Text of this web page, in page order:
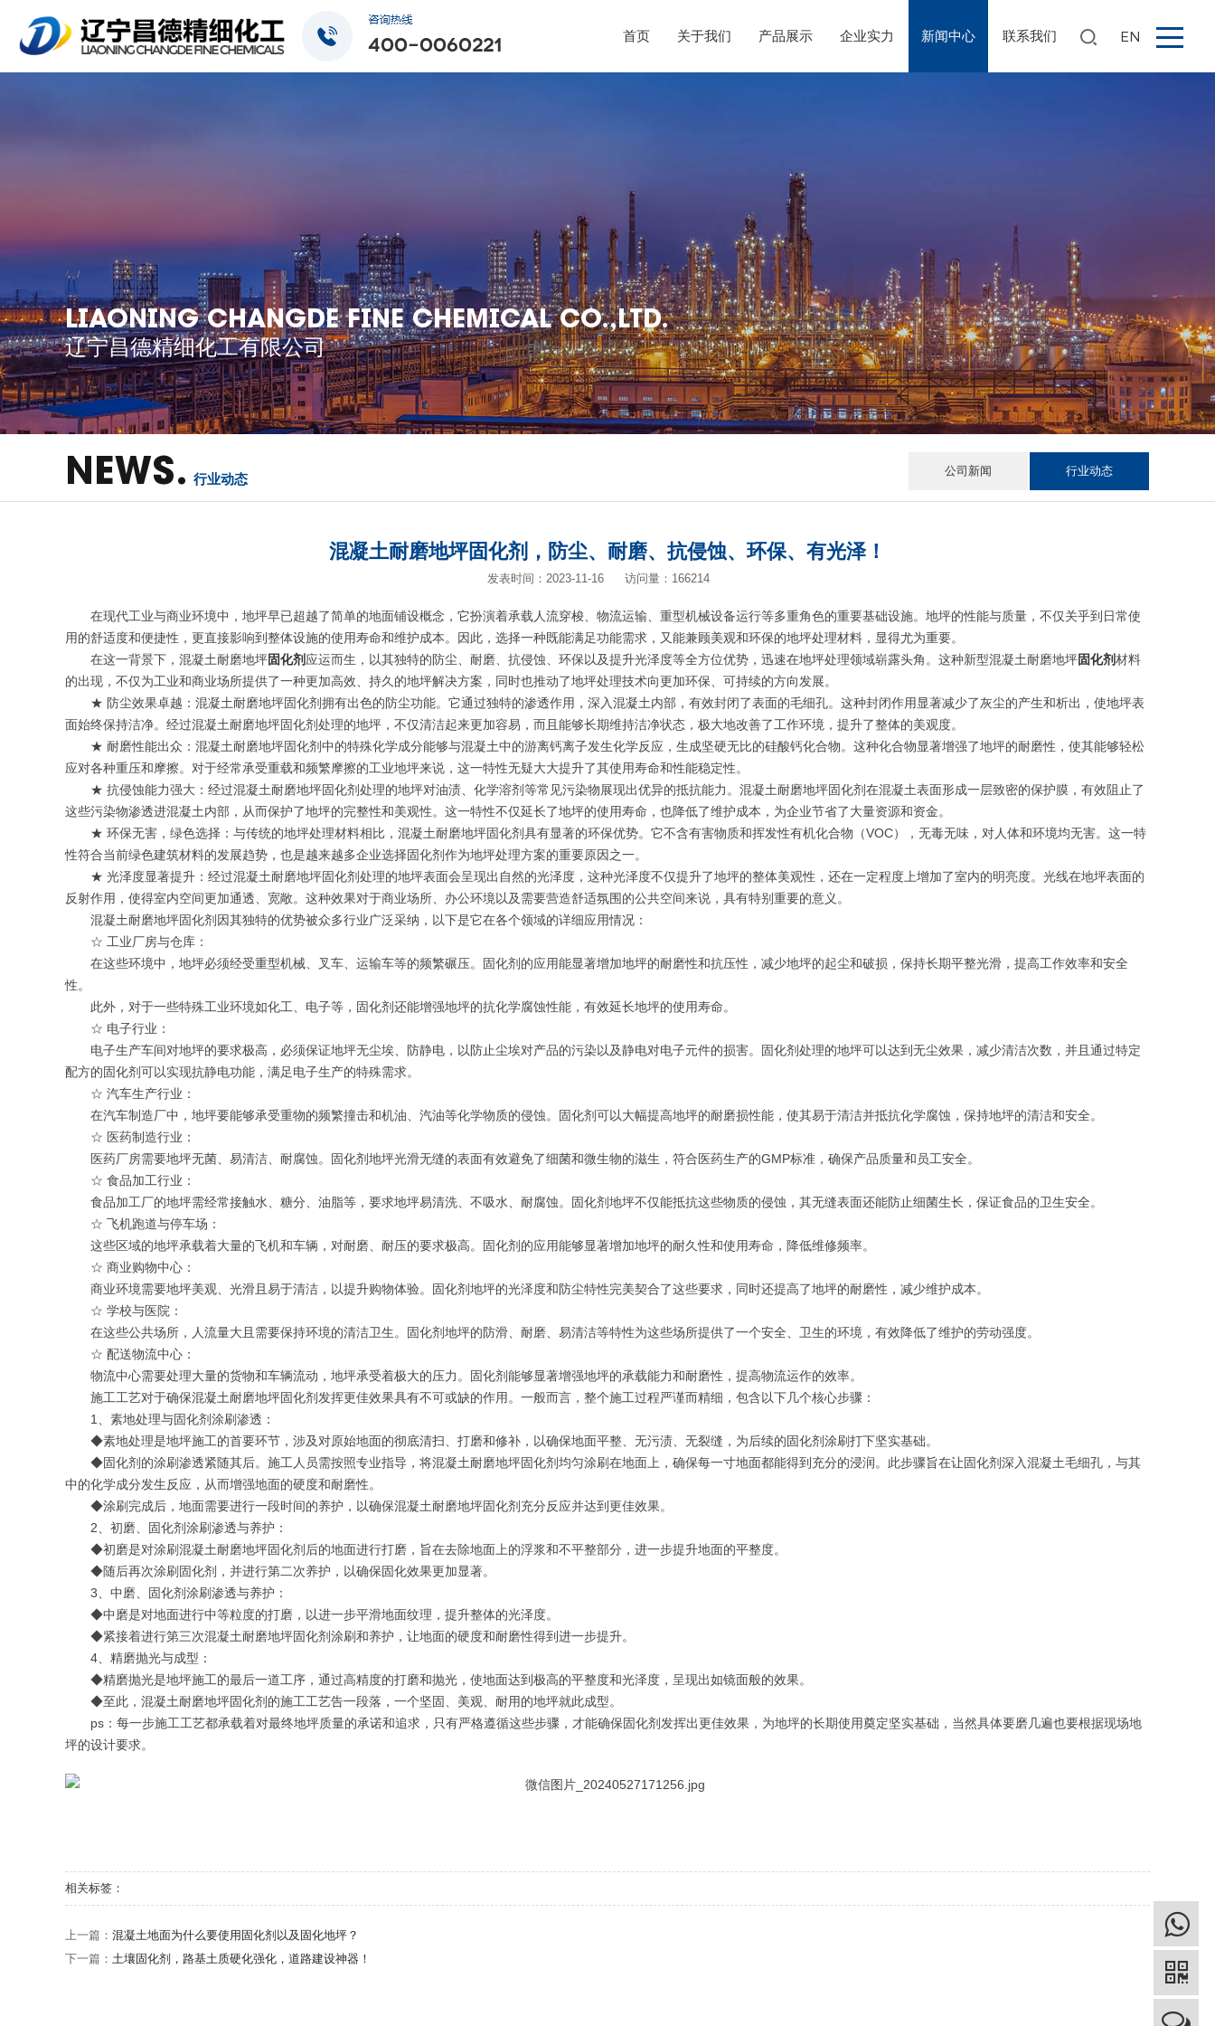
搜索 EN
首页 关于我们 产品展示 企业实力 新闻中心 联系我们
LIAONING CHANGDE FINE CHEMICAL CO.,LTD.
辽宁昌德精细化工有限公司
NEWS. 行业动态
公司新闻 行业动态
混凝土耐磨地坪固化剂，防尘、耐磨、抗侵蚀、环保、有光泽！
发表时间：2023-11-16 访问量：166214
在现代工业与商业环境中，地坪早已超越了简单的地面铺设概念，它扮演着承载人流穿梭、物流运输、重型机械设备运行等多重角色的重要基础设施。地坪的性能与质量，不仅关乎到日常使
用的舒适度和便捷性，更直接影响到整体设施的使用寿命和维护成本。因此，选择一种既能满足功能需求，又能兼顾美观和环保的地坪处理材料，显得尤为重要。
在这一背景下，混凝土耐磨地坪固化剂 应运而生，以其独特的防尘、耐磨、抗侵蚀、环保以及提升光泽度等全方位优势，迅速在地坪处理领域崭露头角。这种新型混凝土耐磨地坪固化剂材料
的出现，不仅为工业和商业场所提供了一种更加高效、持久的地坪解决方案，同时也推动了地坪处理技术向更加环保、可持续的方向发展。
★ 防尘效果卓越：混凝土耐磨地坪固化剂拥有出色的防尘功能。它通过独特的渗透作用，深入混凝土内部，有效封闭了表面的毛细孔。这种封闭作用显著减少了灰尘的产生和析出，使地坪表
面始终保持洁净。经过混凝土耐磨地坪固化剂处理的地坪，不仅清洁起来更加容易，而且能够长期维持洁净状态，极大地改善了工作环境，提升了整体的美观度。
★ 耐磨性能出众：混凝土耐磨地坪固化剂中的特殊化学成分能够与混凝土中的游离钙离子发生化学反应，生成坚硬无比的硅酸钙化合物。这种化合物显著增强了地坪的耐磨性，使其能够轻松
应对各种重压和摩擦。对于经常承受重载和频繁摩擦的工业地坪来说，这一特性无疑大大提升了其使用寿命和性能稳定性。
★ 抗侵蚀能力强大：经过混凝土耐磨地坪固化剂处理的地坪对油渍、化学溶剂等常见污染物展现出优异的抵抗能力。混凝土耐磨地坪固化剂在混凝土表面形成一层致密的保护膜，有效阻止了
这些污染物渗透进混凝土内部，从而保护了地坪的完整性和美观性。这一特性不仅延长了地坪的使用寿命，也降低了维护成本，为企业节省了大量资源和资金。
★ 环保无害，绿色选择：与传统的地坪处理材料相比，混凝土耐磨地坪固化剂具有显著的环保优势。它不含有害物质和挥发性有机化合物（VOC），无毒无味，对人体和环境均无害。这一特
性符合当前绿色建筑材料的发展趋势，也是越来越多企业选择固化剂作为地坪处理方案的重要原因之一。
★ 光泽度显著提升：经过混凝土耐磨地坪固化剂处理的地坪表面会呈现出自然的光泽度，这种光泽度不仅提升了地坪的整体美观性，还在一定程度上增加了室内的明亮度。光线在地坪表面的
反射作用，使得室内空间更加通透、宽敞。这种效果对于商业场所、办公环境以及需要营造舒适氛围的公共空间来说，具有特别重要的意义。
混凝土耐磨地坪固化剂因其独特的优势被众多行业广泛采纳，以下是它在各个领域的详细应用情况：
☆ 工业厂房与仓库：
在这些环境中，地坪必须经受重型机械、叉车、运输车等的频繁碾压。固化剂的应用能显著增加地坪的耐磨性和抗压性，减少地坪的起尘和破损，保持长期平整光滑，提高工作效率和安全
性。
此外，对于一些特殊工业环境如化工、电子等，固化剂还能增强地坪的抗化学腐蚀性能，有效延长地坪的使用寿命。
☆ 电子行业：
电子生产车间对地坪的要求极高，必须保证地坪无尘埃、防静电，以防止尘埃对产品的污染以及静电对电子元件的损害。固化剂处理的地坪可以达到无尘效果，减少清洁次数，并且通过特定
配方的固化剂可以实现抗静电功能，满足电子生产的特殊需求。
☆ 汽车生产行业：
在汽车制造厂中，地坪要能够承受重物的频繁撞击和机油、汽油等化学物质的侵蚀。固化剂可以大幅提高地坪的耐磨损性能，使其易于清洁并抵抗化学腐蚀，保持地坪的清洁和安全。
☆ 医药制造行业：
医药厂房需要地坪无菌、易清洁、耐腐蚀。固化剂地坪光滑无缝的表面有效避免了细菌和微生物的滋生，符合医药生产的GMP标准，确保产品质量和员工安全。
☆ 食品加工行业：
食品加工厂的地坪需经常接触水、糖分、油脂等，要求地坪易清洗、不吸水、耐腐蚀。固化剂地坪不仅能抵抗这些物质的侵蚀，其无缝表面还能防止细菌生长，保证食品的卫生安全。
☆ 飞机跑道与停车场：
这些区域的地坪承载着大量的飞机和车辆，对耐磨、耐压的要求极高。固化剂的应用能够显著增加地坪的耐久性和使用寿命，降低维修频率。
☆ 商业购物中心：
商业环境需要地坪美观、光滑且易于清洁，以提升购物体验。固化剂地坪的光泽度和防尘特性完美契合了这些要求，同时还提高了地坪的耐磨性，减少维护成本。
☆ 学校与医院：
在这些公共场所，人流量大且需要保持环境的清洁卫生。固化剂地坪的防滑、耐磨、易清洁等特性为这些场所提供了一个安全、卫生的环境，有效降低了维护的劳动强度。
☆ 配送物流中心：
物流中心需要处理大量的货物和车辆流动，地坪承受着极大的压力。固化剂能够显著增强地坪的承载能力和耐磨性，提高物流运作的效率。
施工工艺对于确保混凝土耐磨地坪固化剂发挥更佳效果具有不可或缺的作用。一般而言，整个施工过程严谨而精细，包含以下几个核心步骤：
1、素地处理与固化剂涂刷渗透：
◆素地处理是地坪施工的首要环节，涉及对原始地面的彻底清扫、打磨和修补，以确保地面平整、无污渍、无裂缝，为后续的固化剂涂刷打下坚实基础。
◆固化剂的涂刷渗透紧随其后。施工人员需按照专业指导，将混凝土耐磨地坪固化剂均匀涂刷在地面上，确保每一寸地面都能得到充分的浸润。此步骤旨在让固化剂深入混凝土毛细孔，与其
中的化学成分发生反应，从而增强地面的硬度和耐磨性。
◆涂刷完成后，地面需要进行一段时间的养护，以确保混凝土耐磨地坪固化剂充分反应并达到更佳效果。
2、初磨、固化剂涂刷渗透与养护：
◆初磨是对涂刷混凝土耐磨地坪固化剂后的地面进行打磨，旨在去除地面上的浮浆和不平整部分，进一步提升地面的平整度。
◆随后再次涂刷固化剂，并进行第二次养护，以确保固化效果更加显著。
3、中磨、固化剂涂刷渗透与养护：
◆中磨是对地面进行中等粒度的打磨，以进一步平滑地面纹理，提升整体的光泽度。
◆紧接着进行第三次混凝土耐磨地坪固化剂涂刷和养护，让地面的硬度和耐磨性得到进一步提升。
4、精磨抛光与成型：
◆精磨抛光是地坪施工的最后一道工序，通过高精度的打磨和抛光，使地面达到极高的平整度和光泽度，呈现出如镜面般的效果。
◆至此，混凝土耐磨地坪固化剂的施工工艺告一段落，一个坚固、美观、耐用的地坪就此成型。
ps：每一步施工工艺都承载着对最终地坪质量的承诺和追求，只有严格遵循这些步骤，才能确保固化剂发挥出更佳效果，为地坪的长期使用奠定坚实基础，当然具体要磨几遍也要根据现场地
坪的设计要求。
相关标签：
上一篇： 混凝土地面为什么要使用固化剂以及固化地坪？
下一篇： 土壤固化剂，路基土质硬化强化，道路建设神器！